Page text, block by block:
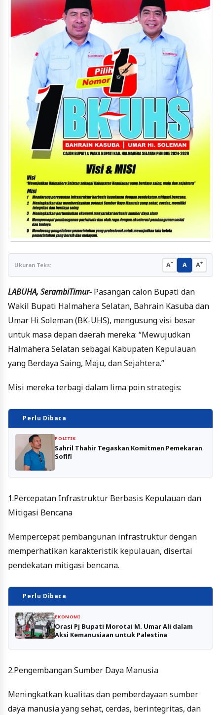
Ukuran Teks: A− A A+
LABUHA, SerambiTimur- Pasangan calon Bupati dan
Wakil Bupati Halmahera Selatan, Bahrain Kasuba dan
Umar Hi Soleman (BK-UHS), mengusung visi besar
untuk masa depan daerah mereka: “Mewujudkan
Halmahera Selatan sebagai Kabupaten Kepulauan
yang Berdaya Saing, Maju, dan Sejahtera.”
Misi mereka terbagi dalam lima poin strategis:
Perlu Dibaca
POLITIK
Sahril Thahir Tegaskan Komitmen Pemekaran
Sofifi
1.Percepatan Infrastruktur Berbasis Kepulauan dan
Mitigasi Bencana
Mempercepat pembangunan infrastruktur dengan
memperhatikan karakteristik kepulauan, disertai
pendekatan mitigasi bencana.
Perlu Dibaca
EKONOMI
Orasi Pj Bupati Morotai M. Umar Ali dalam
Aksi Kemanusiaan untuk Palestina
2.Pengembangan Sumber Daya Manusia
Meningkatkan kualitas dan pemberdayaan sumber
daya manusia yang sehat, cerdas, berintegritas, dan